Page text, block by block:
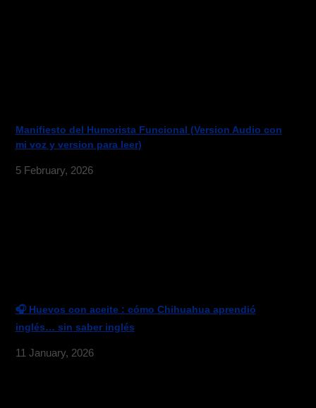
Manifiesto del Humorista Funcional (Version Audio con
mi voz y version para leer)
5 February, 2026
🎧 Huevos con aceite : cómo Chihuahua aprendió
inglés… sin saber inglés
11 January, 2026